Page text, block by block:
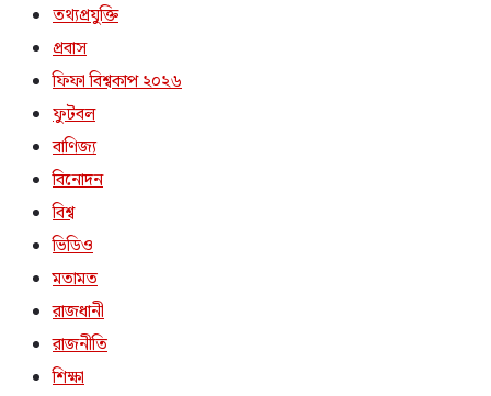
তথ্যপ্রযুক্তি
প্রবাস
ফিফা বিশ্বকাপ ২০২৬
ফুটবল
বাণিজ্য
বিনোদন
বিশ্ব
ভিডিও
মতামত
রাজধানী
রাজনীতি
শিক্ষা